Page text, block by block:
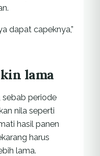
dapat capeknya,”
lama
sebab periode
nila seperti
hasil panen
harus
lama.